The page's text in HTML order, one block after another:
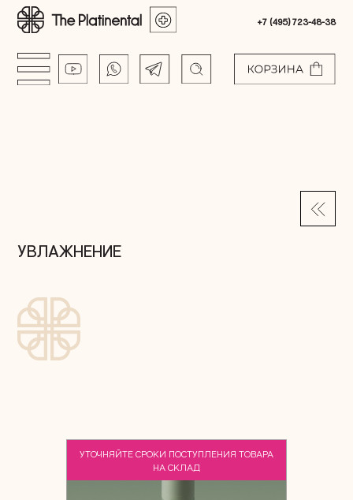
+7 (495) 723-48-38
УВЛАЖНЕНИЕ
NEW
УТОЧНЯЙТЕ СРОКИ ПОСТУПЛЕНИЯ ТОВАРА
НА СКЛАД